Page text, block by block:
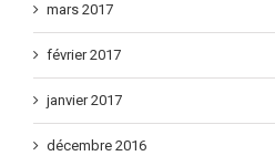
mars 2017
février 2017
janvier 2017
décembre 2016